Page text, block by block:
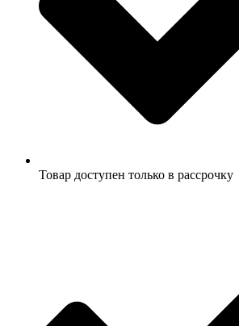
Товар доступен только в рассрочку